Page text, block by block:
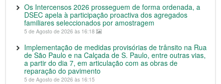
Os Intercensos 2026 prosseguem de forma ordenada, a
DSEC apela à participação proactiva dos agregados
familiares seleccionados por amostragem
5 de Agosto de 2026 às 16:18
Implementação de medidas provisórias de trânsito na Rua
de São Paulo e na Calçada de S. Paulo, entre outras vias,
a partir do dia 7, em articulação com as obras de
reparação do pavimento
5 de Agosto de 2026 às 16:15